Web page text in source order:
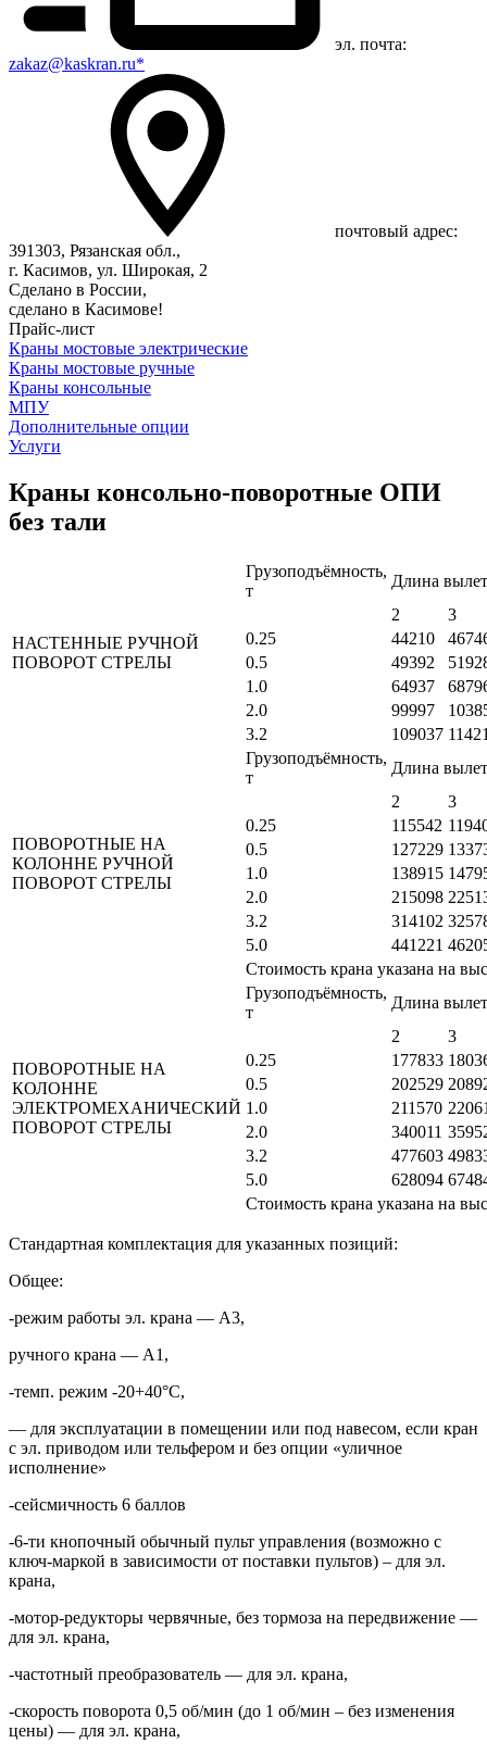
эл. почта:
zakaz@kaskran.ru*
почтовый адрес:
391303, Рязанская обл.,
г. Касимов, ул. Широкая, 2
Сделано в России,
сделано в Касимове!
Прайс-лист
Краны мостовые электрические
Краны мостовые ручные
Краны консольные
МПУ
Дополнительные опции
Услуги
Краны консольно-поворотные ОПИ
без тали
НАСТЕННЫЕ РУЧНОЙ
ПОВОРОТ СТРЕЛЫ
Грузоподъёмность,
т
Длина
2
3
0.25
44210
0.5
49392
1.0
64937
2.0
99997
3.2
109037
ПОВОРОТНЫЕ НА
КОЛОННЕ РУЧНОЙ
ПОВОРОТ СТРЕЛЫ
Грузоподъёмность,
т
Длина
2
3
0.25
115542
0.5
127229
1.0
138915
2.0
215098
3.2
314102
5.0
441221
Стоимость крана указана на
ПОВОРОТНЫЕ НА
КОЛОННЕ
ЭЛЕКТРОМЕХАНИЧЕСКИЙ
ПОВОРОТ СТРЕЛЫ
Грузоподъёмность,
т
Длина
2
3
0.25
177833
0.5
202529
1.0
211570
2.0
340011
3.2
477603
5.0
628094
Стоимость крана указана на
Стандартная комплектация для указанных позиций:
Общее:
-режим работы эл. крана — А3,
ручного крана — А1,
-темп. режим -20+40°С,
— для эксплуатации в помещении или под навесом, если кран
с эл. приводом или тельфером и без опции «уличное
исполнение»
-сейсмичность 6 баллов
-6-ти кнопочный обычный пульт управления (возможно с
ключ-маркой в зависимости от поставки пультов) – для эл.
крана,
-мотор-редукторы червячные, без тормоза на передвижение —
для эл. крана,
-частотный преобразователь — для эл. крана,
-скорость поворота 0,5 об/мин (до 1 об/мин – без изменения
цены) — для эл. крана,